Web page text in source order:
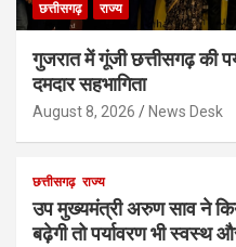
छत्तीसगढ़ राज्य
गुजरात में गूंजी छत्तीसगढ़ की
दमदार सहभागिता
August 8, 2026 News Desk
छत्तीसगढ़ राज्य
उप मुख्यमंत्री अरुण साव ने
बढ़ेगी तो पर्यावरण भी स्वस्थ